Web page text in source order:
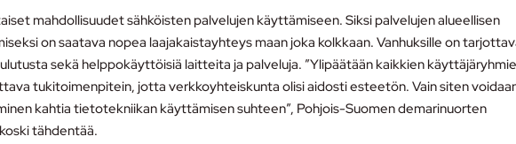
mahdollisuudet sähköisten palvelujen käyttämiseen. Siksi palvelujen alueellisen
on saatava nopea laajakaistayhteys maan joka kolkkaan. Vanhuksille on
sekä helppokäyttöisiä laitteita ja palveluja. ”Ylipäätään kaikkien
tukitoimenpitein, jotta verkkoyhteiskunta olisi aidosti esteetön. Vain siten
kahtia tietotekniikan käyttämisen suhteen”, Pohjois-Suomen demarinuorten
tähdentää.